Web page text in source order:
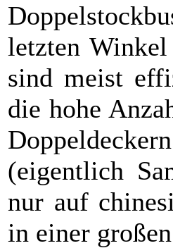
letzten
sind meist
die hohe
(eigentlich
nur auf
in einer